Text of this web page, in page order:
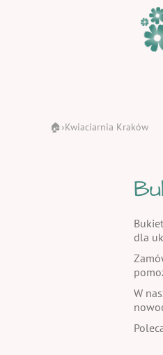
🏠 ›Kwiaciarnia Kraków
dla
W